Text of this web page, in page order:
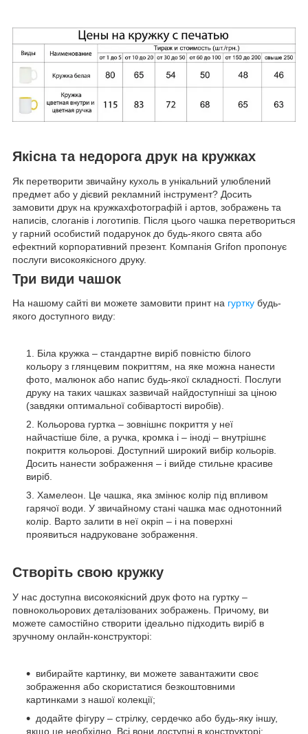
Якісна та недорога друк на кружках
Як перетворити звичайну кухоль в унікальний улюблений
предмет або у дієвий рекламний інструмент? Досить
замовити друк на кружкахфотографій і артов, зображень та
написів, слоганів і логотипів. Після цього чашка перетвориться
у гарний особистий подарунок до будь-якого свята або
ефектний корпоративний презент. Компанія Grifon пропонує
послуги високоякісного друку.
Три види чашок
На нашому сайті ви можете замовити принт на гуртку будь-
якого доступного виду:
Біла кружка – стандартне виріб повністю білого
кольору з глянцевим покриттям, на яке можна нанести
фото, малюнок або напис будь-якої складності. Послуги
друку на таких чашках зазвичай найдоступніші за ціною
(завдяки оптимальної собівартості виробів).
Кольорова гуртка – зовнішнє покриття у неї
найчастіше біле, а ручка, кромка і – іноді – внутрішнє
покриття кольорові. Доступний широкий вибір кольорів.
Досить нанести зображення – і вийде стильне красиве
виріб.
Хамелеон. Це чашка, яка змінює колір під впливом
гарячої води. У звичайному стані чашка має однотонний
колір. Варто залити в неї окріп – і на поверхні
проявиться надруковане зображення.
Створіть свою кружку
У нас доступна високоякісний друк фото на гуртку –
повнокольорових деталізованих зображень. Причому, ви
можете самостійно створити ідеально підходить виріб в
зручному онлайн-конструкторі:
вибирайте картинку, ви можете завантажити своє
зображення або скористатися безкоштовними
картинками з нашої колекції;
додайте фігуру – стрілку, сердечко або будь-яку іншу,
якщо це необхідно. Всі вони доступні в конструкторі;